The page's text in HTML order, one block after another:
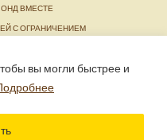
вы могли быстрее и
ВМЕСТЕ
С ОГРАНИЧЕНИЕМ
разрешено только